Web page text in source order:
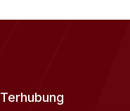
Terhubung